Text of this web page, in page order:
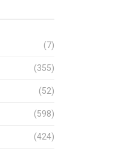
(7)
(355)
(52)
(598)
(424)